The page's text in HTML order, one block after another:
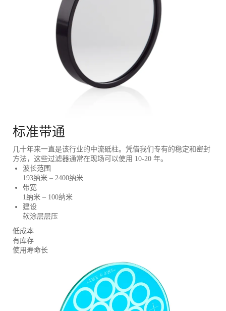
标准带通
几十年来一直是该行业的中流砥柱。凭借我们专有的稳定和密封
方法，这些过滤器通常在现场可以使用 10-20 年。
波长范围
193纳米 – 2400纳米
带宽
1纳米 – 100纳米
建设
软涂层层压
低成本
有库存
使用寿命长